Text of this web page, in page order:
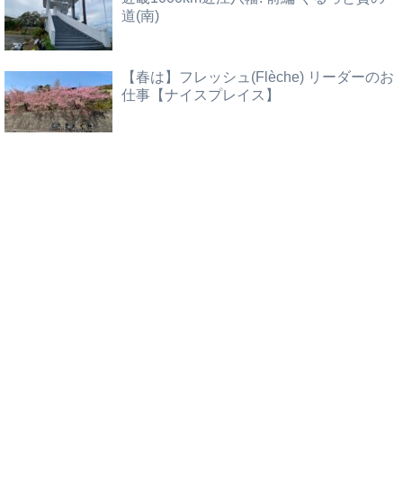
道(南)
【春は】フレッシュ(Flèche) リーダーのお
仕事【ナイスプレイス】